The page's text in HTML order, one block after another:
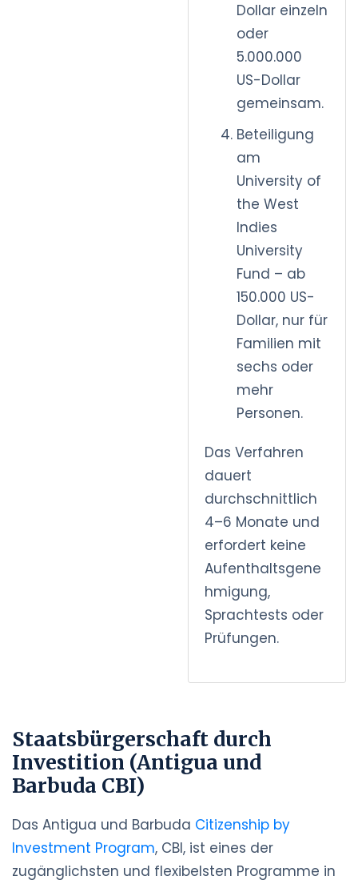
Dollar einzeln
oder
5.000.000
US-Dollar
gemeinsam.
Beteiligung
am
University of
the West
Indies
University
Fund – ab
150.000 US-
Dollar, nur für
Familien mit
sechs oder
mehr
Personen.
Das Verfahren
dauert
durchschnittlich
4–6 Monate und
erfordert keine
Aufenthaltsgene
hmigung,
Sprachtests oder
Prüfungen.
Staatsbürgerschaft durch
Investition (Antigua und
Barbuda CBI)
Das Antigua und Barbuda Citizenship by
Investment Program, CBI, ist eines der
zugänglichsten und flexibelsten Programme in